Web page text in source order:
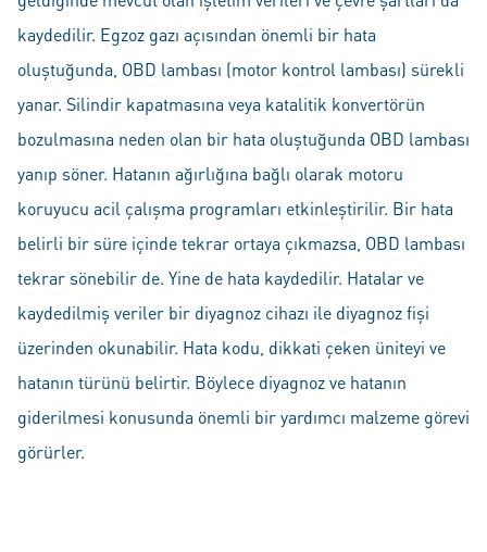
kaydedilir. Egzoz gazı açısından önemli bir hata
oluştuğunda, OBD lambası (motor kontrol lambası) sürekli
yanar. Silindir kapatmasına veya katalitik konvertörün
bozulmasına neden olan bir hata oluştuğunda OBD lambası
yanıp söner. Hatanın ağırlığına bağlı olarak motoru
koruyucu acil çalışma programları etkinleştirilir. Bir hata
belirli bir süre içinde tekrar ortaya çıkmazsa, OBD lambası
tekrar sönebilir de. Yine de hata kaydedilir. Hatalar ve
kaydedilmiş veriler bir diyagnoz cihazı ile diyagnoz fişi
üzerinden okunabilir. Hata kodu, dikkati çeken üniteyi ve
hatanın türünü belirtir. Böylece diyagnoz ve hatanın
giderilmesi konusunda önemli bir yardımcı malzeme görevi
görürler.